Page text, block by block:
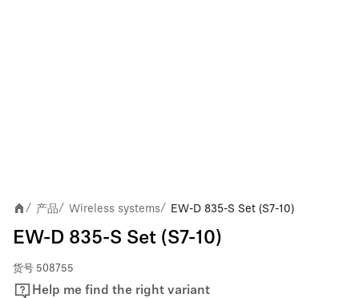
/ 产品/ Wireless systems/ EW-D 835-S Set (S7-10)
EW-D 835-S Set (S7-10)
货号 508755
Help me find the right variant